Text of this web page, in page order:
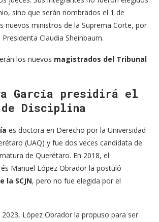
sino que serán nombrados el 1 de
nuevos ministros de la Suprema Corte, por
Claudia Sheinbaum.
los nuevos magistrados del Tribunal
García presidirá el
Disciplina
es doctora en Derecho por la Universidad
(UAQ) y fue dos veces candidata de
de Querétaro. En 2018, el
Manuel López Obrador la postuló
la SCJN, pero no fue elegida por el
López Obrador la propuso para ser